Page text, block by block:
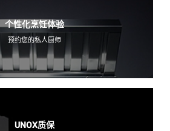
个性化烹饪体验
预约您的私人厨师
UNOX质保